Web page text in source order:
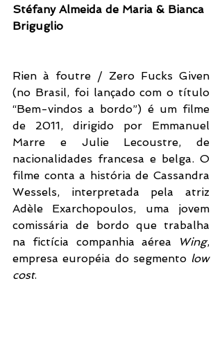
Stéfany Almeida de Maria & Bianca
Briguglio
Rien à foutre / Zero Fucks Given
(no Brasil, foi lançado com o título
“Bem-vindos a bordo”) é um filme
de 2011, dirigido por Emmanuel
Marre e Julie Lecoustre, de
nacionalidades francesa e belga. O
filme conta a história de Cassandra
Wessels, interpretada pela atriz
Adèle Exarchopoulos, uma jovem
comissária de bordo que trabalha
na fictícia companhia aérea
Wing,
empresa européia do segmento low
cost.